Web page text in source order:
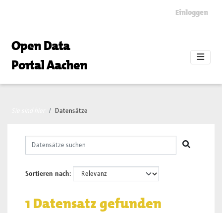
Einloggen
Open Data
Portal Aachen
Datensätze
Sortieren nach
1 Datensatz gefunden